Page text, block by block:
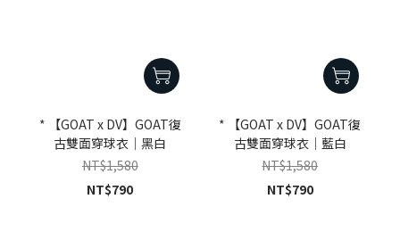
* 【GOAT x DV】GOAT復
古雙面穿球衣｜黑白
NT$1,580
NT$790
* 【GOAT x DV】GOAT復
古雙面穿球衣｜藍白
NT$1,580
NT$790